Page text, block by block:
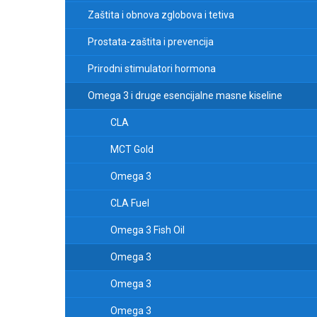
Zaštita i obnova zglobova i tetiva
Prostata-zaštita i prevencija
Prirodni stimulatori hormona
Omega 3 i druge esencijalne masne kiseline
CLA
MCT Gold
Omega 3
CLA Fuel
Omega 3 Fish Oil
Omega 3
Omega 3
Omega 3